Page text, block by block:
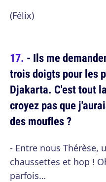
(Félix)
- Ils me
trois doigts pour les
Djakarta. C'est tout
croyez pas que
des moufles ?
- Entre nous Thérèse,
chaussettes et hop !
parfois…